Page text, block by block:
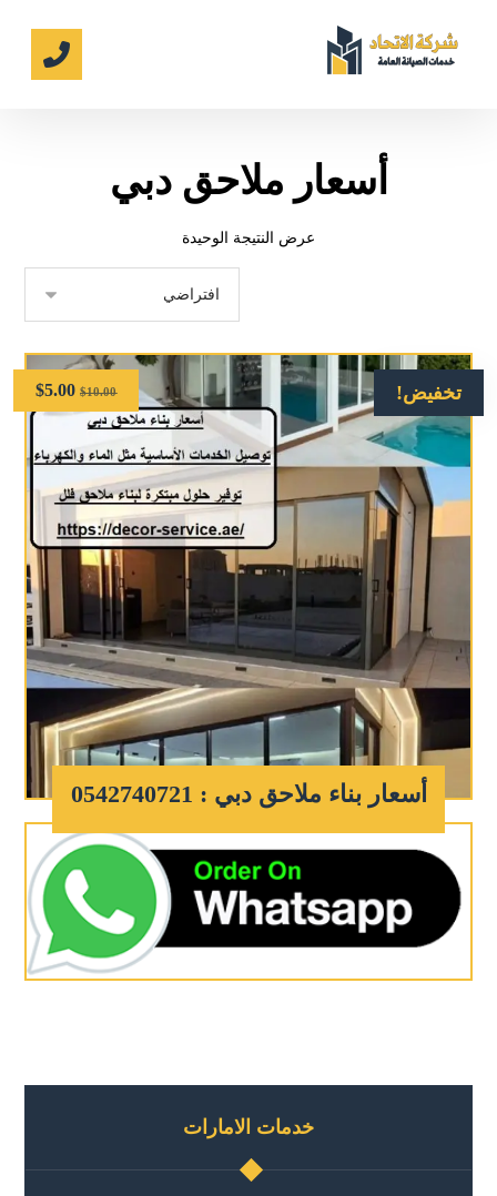
أسعار ملاحق دبي
عرض النتيجة الوحيدة
تخفيض!
أسعار بناء ملاحق دبي : 0542740721
$10.00
$5.00
خدمات الامارات